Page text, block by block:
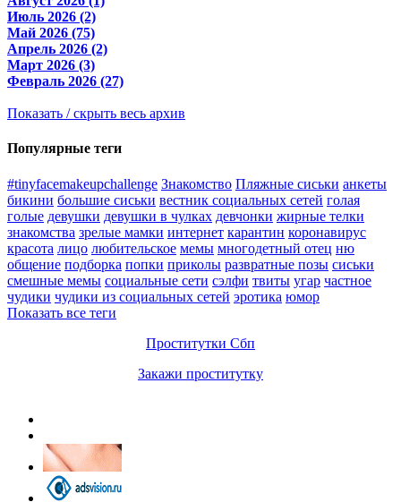
Июль 2026 (2)
Май 2026 (75)
Апрель 2026 (2)
Март 2026 (3)
Февраль 2026 (27)
Показать / скрыть весь архив
Популярные теги
#tinyfacemakeupchallenge Знакомство Пляжные сиськи анкеты
бикини большие сиськи вестник социальных сетей голая
голые девушки девушки в чулках девчонки жирные телки
знакомства зрелые мамки интернет карантин коронавирус
красота лицо любительское мемы многодетный отец ню
общение подборка попки приколы развратные позы сиськи
смешные мемы социальные сети сэлфи твиты угар частное
чудики чудики из социальных сетей эротика юмор
Показать все теги
Проститутки Сбп
Закажи проститутку